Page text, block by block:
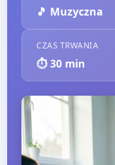
🎵 Muzyczna
CZAS TRWANIA
⏱️30 min